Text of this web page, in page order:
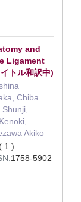
and
Ligament
トル和訳中)
Chiba
Akiko
1 )
1758-5902